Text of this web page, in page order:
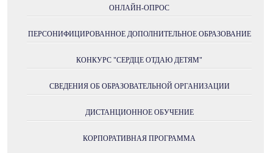
ОНЛАЙН-ОПРОС
ПЕРСОНИФИЦИРОВАННОЕ ДОПОЛНИТЕЛЬНОЕ ОБРАЗОВАНИЕ
КОНКУРС "СЕРДЦЕ ОТДАЮ ДЕТЯМ"
СВЕДЕНИЯ ОБ ОБРАЗОВАТЕЛЬНОЙ ОРГАНИЗАЦИИ
ДИСТАНЦИОННОЕ ОБУЧЕНИЕ
КОРПОРАТИВНАЯ ПРОГРАММА